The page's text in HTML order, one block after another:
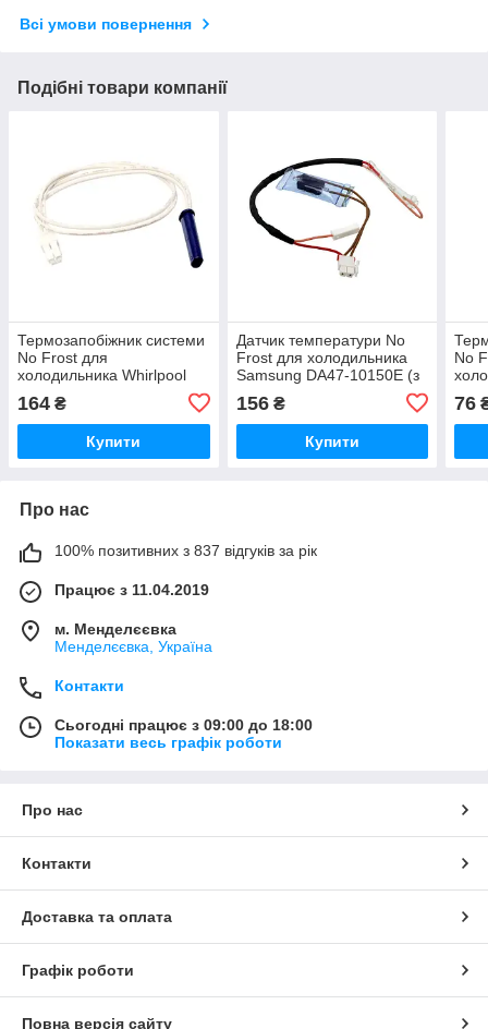
Всі умови повернення
Подібні товари компанії
Термозапобіжник системи
No Frost для
xолодильника Whirlpool
164 ₴
Купити
Датчик температури No
Frost для холодильника
Samsung DA47-10150E (з
156₴
Купити
No
76
Про нас
100% позитивних з 837 відгуків за рік
Працює з 11.04.2019
м. Менделєєвка
Менделєєвка, Україна
Контакти
Сьогодні працює з 09:00 до 18:00
Показати весь графік роботи
Про нас
Контакти
Доставка та оплата
Графік роботи
Повна версія сайту